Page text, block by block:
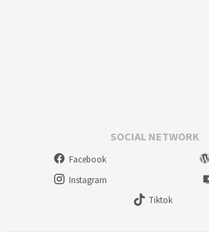
SOCIAL NETWORK
Facebook
Instagram
Tiktok